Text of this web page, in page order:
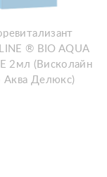
® BIO AQUA
2мл (Висколайн
Аква Делюкс)